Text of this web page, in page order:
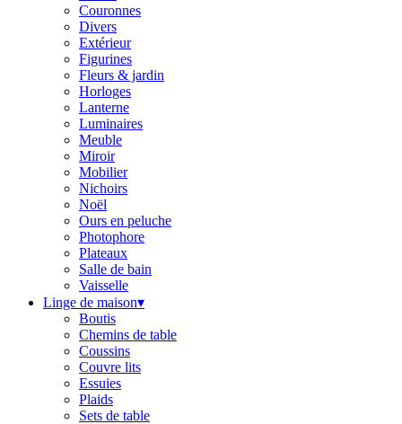
Couronnes
Divers
Extérieur
Figurines
Fleurs & jardin
Horloges
Lanterne
Luminaires
Meuble
Miroir
Mobilier
Nichoirs
Noël
Ours en peluche
Photophore
Plateaux
Salle de bain
Vaisselle
Linge de maison▾
Boutis
Chemins de table
Coussins
Couvre lits
Essuies
Plaids
Sets de table